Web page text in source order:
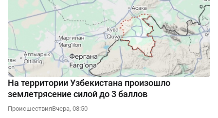
На территории Узбекистана произошло
землетрясение силой до 3 баллов
ПроисшествияВчера, 08:50